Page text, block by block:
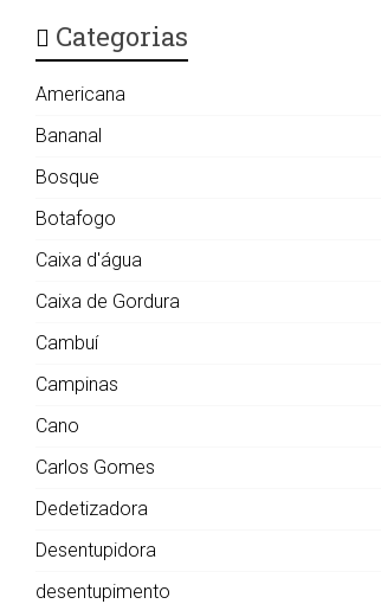
Categorias
Americana
Bananal
Bosque
Botafogo
Caixa d'água
Caixa de Gordura
Cambuí
Campinas
Cano
Carlos Gomes
Dedetizadora
Desentupidora
desentupimento